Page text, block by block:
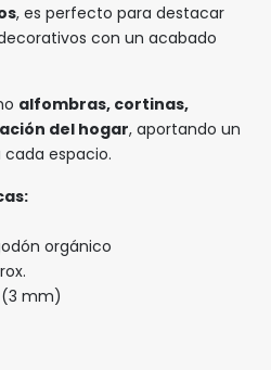
, es perfecto para destacar
con un acabado
alfombras, cortinas,
del hogar, aportando un
espacio.
orgánico
mm)